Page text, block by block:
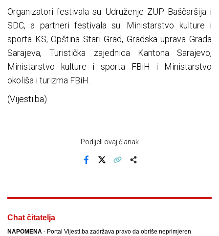
Organizatori festivala su Udruženje ZUP Baščaršija i
SDC, a partneri festivala su: Ministarstvo kulture i
sporta KS, Opština Stari Grad, Gradska uprava Grada
Sarajeva, Turistička zajednica Kantona Sarajevo,
Ministarstvo kulture i sporta FBiH i Ministarstvo
okoliša i turizma FBiH.
(Vijesti.ba)
Podijeli ovaj članak
Chat čitatelja
NAPOMENA - Portal Vijesti.ba zadržava pravo da obriše neprimjeren